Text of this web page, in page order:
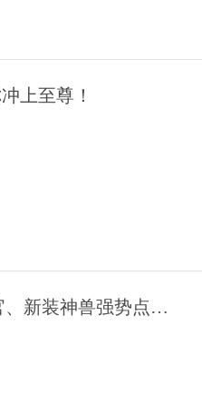
上至尊！
全新方块神兽、天山游记幻衣上新！昴日星官、新装神兽强势点大盘